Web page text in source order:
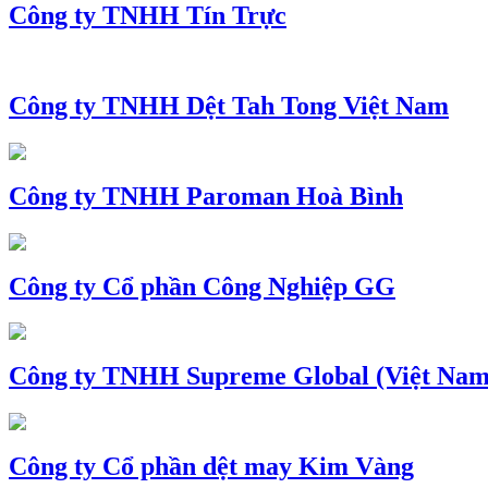
Công ty TNHH Tín Trực
Công ty TNHH Dệt Tah Tong Việt Nam
Công ty TNHH Paroman Hoà Bình
Công ty Cổ phần Công Nghiệp GG
Công ty TNHH Supreme Global (Việt
Công ty Cổ phần dệt may Kim Vàng